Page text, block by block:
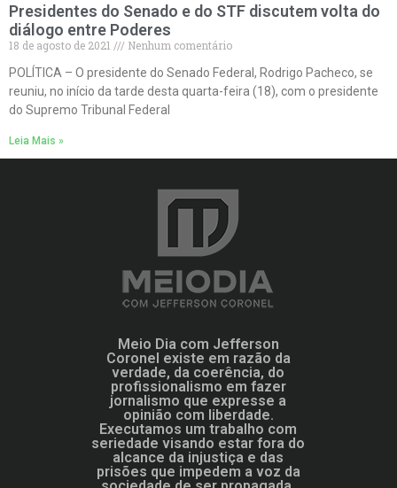
Presidentes do Senado e do STF discutem volta do
diálogo entre Poderes
18 de agosto de 2021
Nenhum comentário
POLÍTICA – O presidente do Senado Federal, Rodrigo Pacheco, se
reuniu, no início da tarde desta quarta-feira (18), com o presidente
do Supremo Tribunal Federal
Leia Mais »
Meio Dia com Jefferson
Coronel existe em razão da
verdade, da coerência, do
profissionalismo em fazer
jornalismo que expresse a
opinião com liberdade.
Executamos um trabalho com
seriedade visando estar fora do
alcance da injustiça e das
prisões que impedem a voz da